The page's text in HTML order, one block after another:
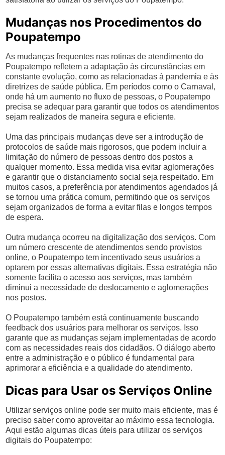
Mudanças nos Procedimentos do
Poupatempo
As mudanças frequentes nas rotinas de atendimento do
Poupatempo refletem a adaptação às circunstâncias em
constante evolução, como as relacionadas à pandemia e às
diretrizes de saúde pública. Em períodos como o Carnaval,
onde há um aumento no fluxo de pessoas, o Poupatempo
precisa se adequar para garantir que todos os atendimentos
sejam realizados de maneira segura e eficiente.
Uma das principais mudanças deve ser a introdução de
protocolos de saúde mais rigorosos, que podem incluir a
limitação do número de pessoas dentro dos postos a
qualquer momento. Essa medida visa evitar aglomerações
e garantir que o distanciamento social seja respeitado. Em
muitos casos, a preferência por atendimentos agendados já
se tornou uma prática comum, permitindo que os serviços
sejam organizados de forma a evitar filas e longos tempos
de espera.
Outra mudança ocorreu na digitalização dos serviços. Com
um número crescente de atendimentos sendo provistos
online, o Poupatempo tem incentivado seus usuários a
optarem por essas alternativas digitais. Essa estratégia não
somente facilita o acesso aos serviços, mas também
diminui a necessidade de deslocamento e aglomerações
nos postos.
O Poupatempo também está continuamente buscando
feedback dos usuários para melhorar os serviços. Isso
garante que as mudanças sejam implementadas de acordo
com as necessidades reais dos cidadãos. O diálogo aberto
entre a administração e o público é fundamental para
aprimorar a eficiência e a qualidade do atendimento.
Dicas para Usar os Serviços Online
Utilizar serviços online pode ser muito mais eficiente, mas é
preciso saber como aproveitar ao máximo essa tecnologia.
Aqui estão algumas dicas úteis para utilizar os serviços
digitais do Poupatempo: